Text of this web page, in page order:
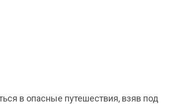
в опасные путешествия, взяв под